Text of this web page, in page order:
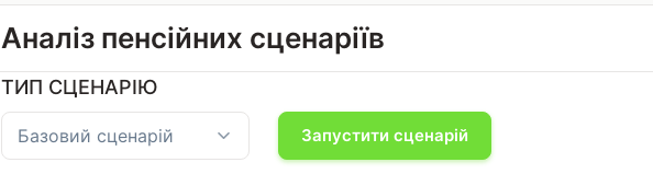
Аналіз пенсійних сценаріїв
ТИП СЦЕНАРІЮ
Запустити сценарій